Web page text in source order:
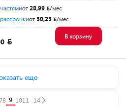
от28,99
/мес
от 50,25 /мес
В корзину
еще
8 9 1011 14